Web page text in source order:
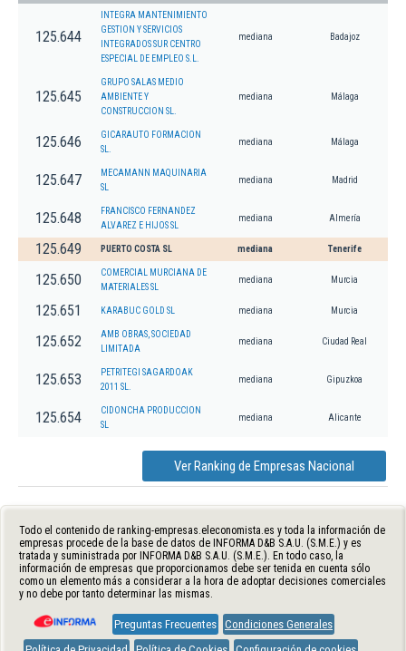
125.644
INTEGRA MANTENIMIENTO
GESTION Y SERVICIOS
INTEGRADOS SUR CENTRO
ESPECIAL DE EMPLEO S.L.
mediana Badajoz
125.645
GRUPO SALAS MEDIO
AMBIENTE Y
CONSTRUCCION SL.
mediana Málaga
125.646
GICARAUTO FORMACION
SL.
mediana Málaga
125.647
MECAMANN MAQUINARIA
SL
mediana Madrid
125.648
FRANCISCO FERNANDEZ
ALVAREZ E HIJOS SL
mediana Almería
125.649 PUERTO COSTA SL mediana Tenerife
125.650
COMERCIAL MURCIANA DE
MATERIALES SL
mediana Murcia
125.651 KARABUC GOLD SL mediana Murcia
125.652
AMB OBRAS, SOCIEDAD
LIMITADA
mediana Ciudad Real
125.653
PETRITEGI SAGARDOAK
2011 SL.
mediana Gipuzkoa
125.654
CIDONCHA PRODUCCION
SL
mediana Alicante
Ver Ranking de Empresas Nacional
Todo el contenido de ranking-empresas.eleconomista.es y toda la información de
empresas procede de la base de datos de INFORMA D&B S.A.U. (S.M.E.) y es
tratada y suministrada por INFORMA D&B S.A.U. (S.M.E.). En todo caso, la
información de empresas que proporcionamos debe ser tenida en cuenta sólo
como un elemento más a considerar a la hora de adoptar decisiones comerciales
y no debe por tanto determinar las mismas.
Preguntas Frecuentes Condiciones Generales